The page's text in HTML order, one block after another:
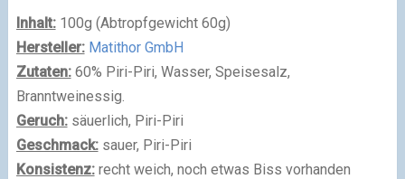
Inhalt:100g (Abtropfgewicht 60g)
Hersteller: Matithor GmbH
Zutaten:60% Piri-Piri, Wasser, Speisesalz,
Branntweinessig.
Geruch:säuerlich, Piri-Piri
Geschmack:sauer, Piri-Piri
Konsistenz:recht weich, noch etwas Biss vorhanden